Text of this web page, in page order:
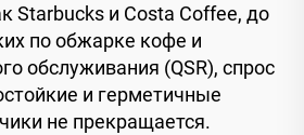
Starbucks и Costa Coffee, до
по обжарке кофе и
обслуживания (QSR), спрос
и герметичные
не прекращается.